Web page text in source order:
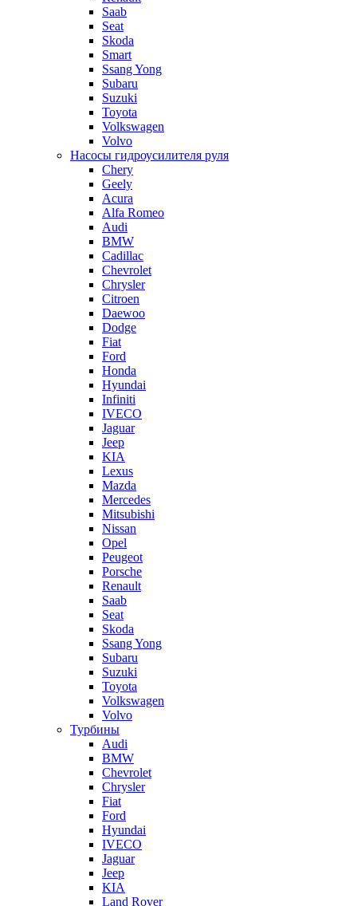
Saab
Seat
Skoda
Smart
Ssang Yong
Subaru
Suzuki
Toyota
Volkswagen
Volvo
Насосы гидроусилителя руля
Chery
Geely
Acura
Alfa Romeo
Audi
BMW
Cadillac
Chevrolet
Chrysler
Citroen
Daewoo
Dodge
Fiat
Ford
Honda
Hyundai
Infiniti
IVECO
Jaguar
Jeep
KIA
Lexus
Mazda
Mercedes
Mitsubishi
Nissan
Opel
Peugeot
Porsche
Renault
Saab
Seat
Skoda
Ssang Yong
Subaru
Suzuki
Toyota
Volkswagen
Volvo
Турбины
Audi
BMW
Chevrolet
Chrysler
Fiat
Ford
Hyundai
IVECO
Jaguar
Jeep
KIA
Land Rover